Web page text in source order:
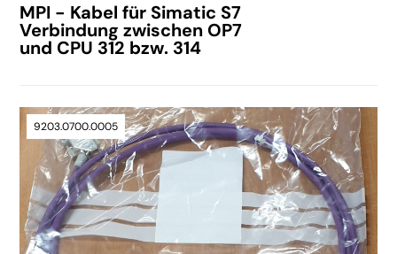
MPI - Kabel für Simatic S7
Verbindung zwischen OP7
und CPU 312 bzw. 314
9203.0700.0005